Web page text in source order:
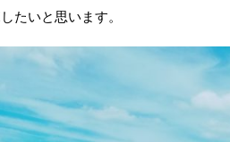
たいと思います。